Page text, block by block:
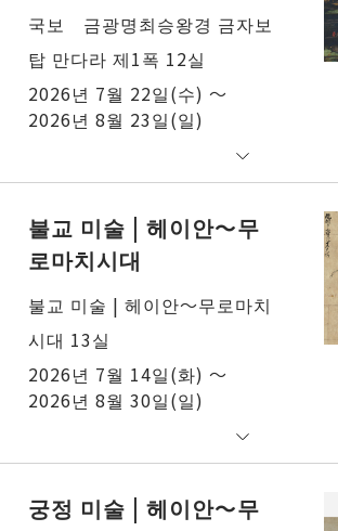
국보 금광명최승왕경 금자보
탑 만다라 제1폭 12실
2026년 7월 22일(수) ～
2026년 8월 23일(일)
불교 미술 | 헤이안～무
로마치시대
불교 미술 | 헤이안～무로마치
시대 13실
2026년 7월 14일(화) ～
2026년 8월 30일(일)
궁정 미술 | 헤이안～무